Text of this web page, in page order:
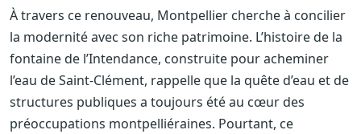
À travers ce renouveau, Montpellier cherche à concilier
la modernité avec son riche patrimoine. L’histoire de la
fontaine de l’Intendance, construite pour acheminer
l’eau de Saint-Clément, rappelle que la quête d’eau et de
structures publiques a toujours été au cœur des
préoccupations montpelliéraines. Pourtant, ce